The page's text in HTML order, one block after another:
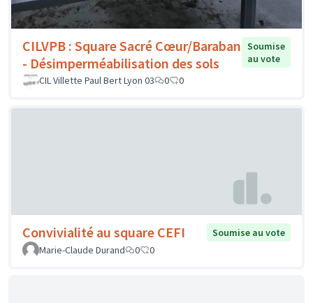
CILVPB : Square Sacré Cœur/Baraban
- Désimperméabilisation des sols
Soumise
au vote
CIL Villette Paul Bert Lyon 03
0 0
Convivialité au square CEFI
Soumise au vote
Marie-Claude Durand
0 0